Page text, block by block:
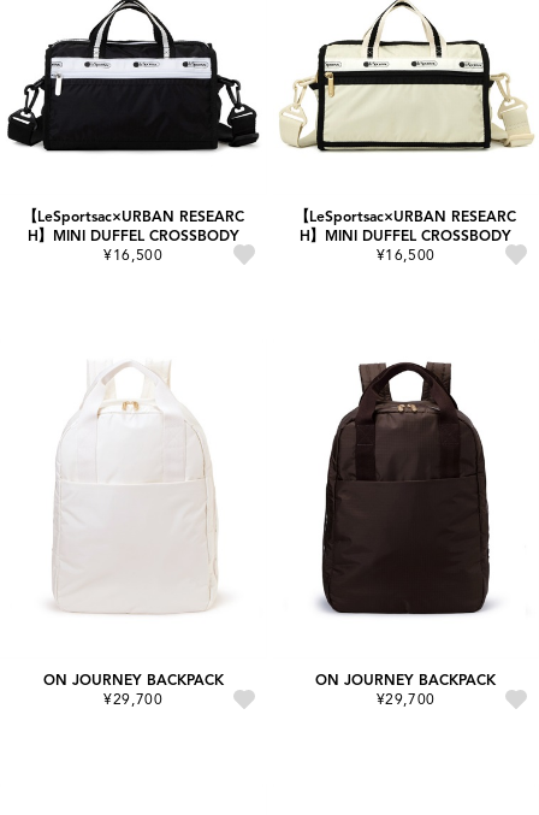
【LeSportsac×URBAN RESEARC
H】MINI DUFFEL CROSSBODY
¥16,500
【LeSportsac×URBAN RESEARC
H】MINI DUFFEL CROSSBODY
¥16,500
ON JOURNEY BACKPACK
¥29,700
ON JOURNEY BACKPACK
¥29,700